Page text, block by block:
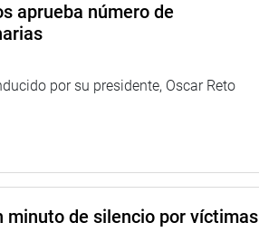
aprueba número de
por su presidente, Oscar Reto
minuto de silencio por víctimas